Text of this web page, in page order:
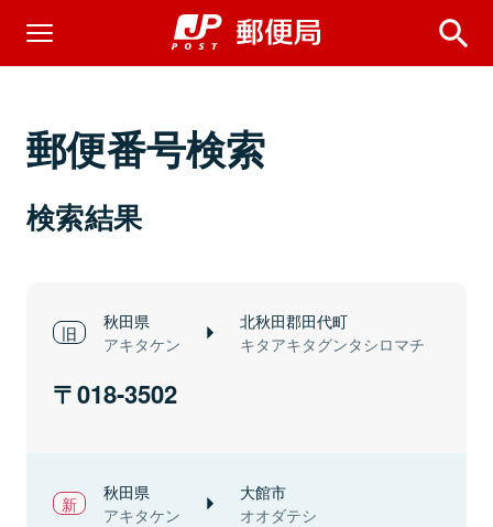
郵便番号検索
検索結果
秋田県
アキタケン
北秋田郡田代町
キタアキタグンタシロマチ
018-3502
秋田県
アキタケン
大館市
オオダテシ